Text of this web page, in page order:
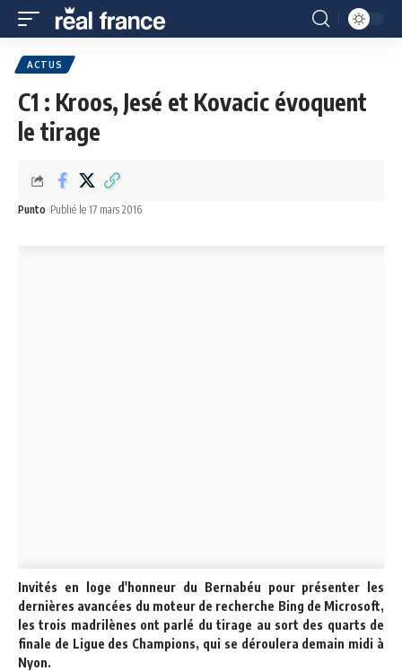
ACTUS
C1 : Kroos, Jesé et Kovacic évoquent
le tirage
Punto Publié le 17 mars 2016
Invités en loge d'honneur du Bernabéu pour présenter les
dernières avancées du moteur de recherche Bing de Microsoft,
les trois madrilènes ont parlé du tirage au sort des quarts de
finale de Ligue des Champions, qui se déroulera demain midi à
Nyon.